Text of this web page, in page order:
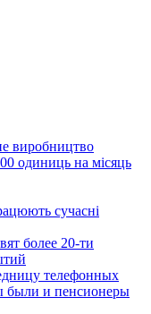
виробництво
одиниць на місяць
сучасні
более 20-ти
телефонных
были и пенсионеры